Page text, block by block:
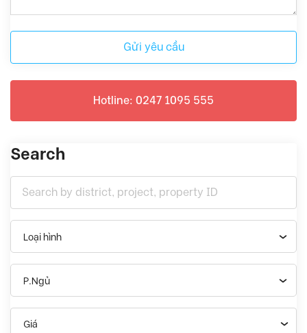
Gửi yêu cầu
Hotline: 0247 1095 555
Search
Loại hình
P.Ngủ
Giá